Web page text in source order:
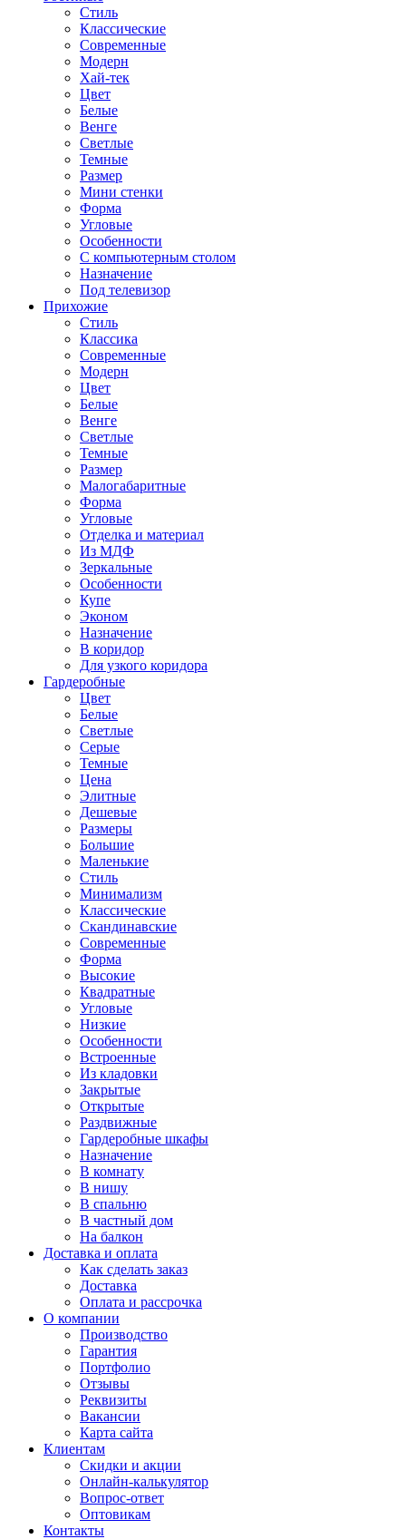
Стиль
Классические
Современные
Модерн
Хай-тек
Цвет
Белые
Венге
Светлые
Темные
Размер
Мини стенки
Форма
Угловые
Особенности
С компьютерным столом
Назначение
Под телевизор
Прихожие
Стиль
Классика
Современные
Модерн
Цвет
Белые
Венге
Светлые
Темные
Размер
Малогабаритные
Форма
Угловые
Отделка и материал
Из МДФ
Зеркальные
Особенности
Купе
Эконом
Назначение
В коридор
Для узкого коридора
Гардеробные
Цвет
Белые
Светлые
Серые
Темные
Цена
Элитные
Дешевые
Размеры
Большие
Маленькие
Стиль
Минимализм
Классические
Скандинавские
Современные
Форма
Высокие
Квадратные
Угловые
Низкие
Особенности
Встроенные
Из кладовки
Закрытые
Открытые
Раздвижные
Гардеробные шкафы
Назначение
В комнату
В нишу
В спальню
В частный дом
На балкон
Доставка и оплата
Как сделать заказ
Доставка
Оплата и рассрочка
О компании
Производство
Гарантия
Портфолио
Отзывы
Реквизиты
Вакансии
Карта сайта
Клиентам
Скидки и акции
Онлайн-калькулятор
Вопрос-ответ
Оптовикам
Контакты